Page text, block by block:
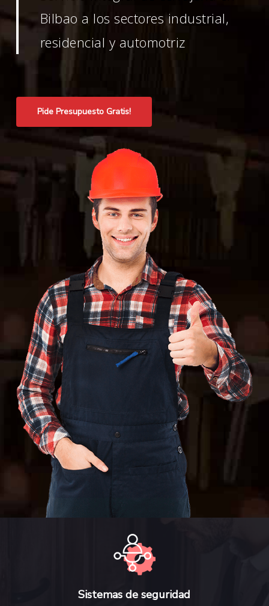
Bilbao a los sectores industrial,
residencial y automotriz
Pide Presupuesto Gratis!
Sistemas de seguridad